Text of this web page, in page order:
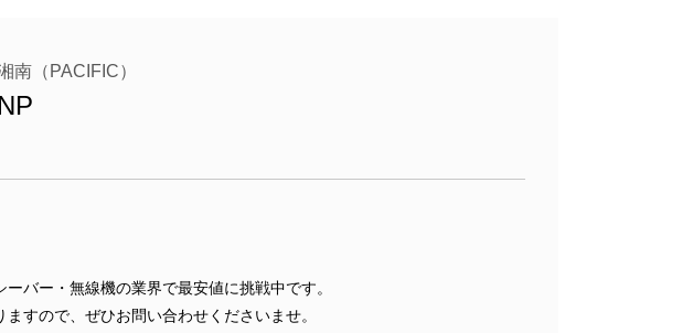
南（PACIFIC）
ーバー・無線機の業界で最安値に挑戦中です。
すので、ぜひお問い合わせくださいませ。